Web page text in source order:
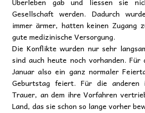
Gesellschaft werden. Dadurch
immer ärmer, hatten keinen Zugang
gute medizinische Versorgung.
Die Konflikte wurden nur sehr
sind auch heute noch vorhanden.
Januar also ein ganz normaler
Geburtstag feiert. Für die
Trauer, an dem ihre Vorfahren
Land, das sie schon so lange vorher